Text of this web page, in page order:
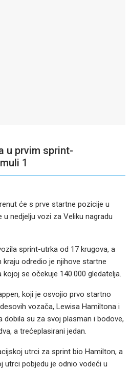
u prvim sprint-
1
će s prve startne pozicije u
nedjelju vozi za Veliku nagradu
sprint-utrka od 17 krugova, a
odredio je njihove startne
se očekuje 140.000 gledatelja.
koji je osvojio prvo startno
vozača, Lewisa Hamiltona i
dobila su za svoj plasman i bodove,
a trećeplasirani jedan.
utrci za sprint bio Hamilton, a
utrci pobjedu je odnio vodeći u